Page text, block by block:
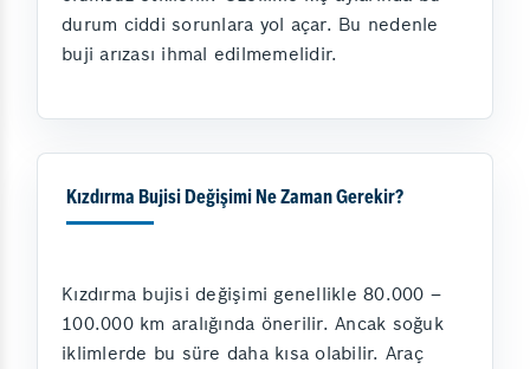
durum ciddi sorunlara yol açar. Bu nedenle
buji arızası ihmal edilmemelidir.
Kızdırma Bujisi Değişimi Ne Zaman Gerekir?
Kızdırma bujisi değişimi genellikle 80.000 –
100.000 km aralığında önerilir. Ancak soğuk
iklimlerde bu süre daha kısa olabilir. Araç